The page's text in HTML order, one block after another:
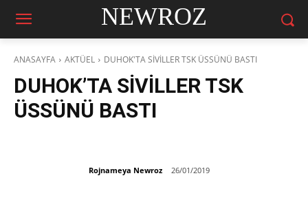
NEWROZ
ANASAYFA AKTÜEL DUHOK'TA SİVİLLER TSK ÜSSÜNÜ BASTI
DUHOK’TA SİVİLLER TSK
ÜSSÜNÜ BASTI
Rojnameya Newroz 26/01/2019